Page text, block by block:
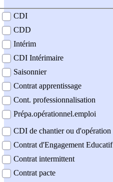
contrat
CDI
CDD
Intérim
CDI Intérimaire
Saisonnier
Contrat apprentissage
Cont. professionnalisation
Prépa.opérationnel.emploi
CDI de chantier ou d'opération
Contrat d'Engagement Educatif
Contrat intermittent
Contrat pacte